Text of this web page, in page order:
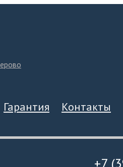
Гарантия Контакты
+7